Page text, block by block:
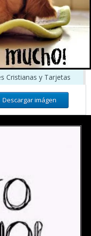
Cristianas y Tarjetas
Descargar imágen